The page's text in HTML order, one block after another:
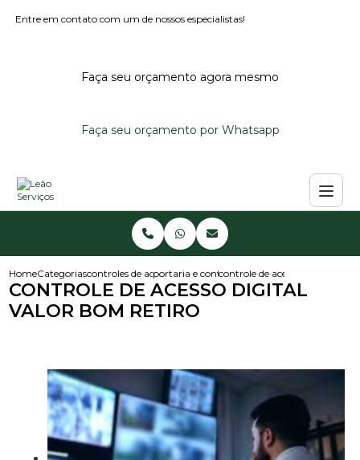
Entre em contato com um de nossos especialistas!
Faça seu orçamento agora mesmo
Faça seu orçamento por Whatsapp
HomeCategoriascontroles de acessoportaria e controle de acesso
controle de acesso digital
CONTROLE DE ACESSO DIGITAL
VALOR BOM RETIRO